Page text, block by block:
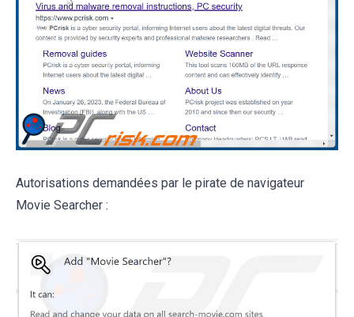
Autorisations demandées par le pirate de navigateur
Movie Searcher :